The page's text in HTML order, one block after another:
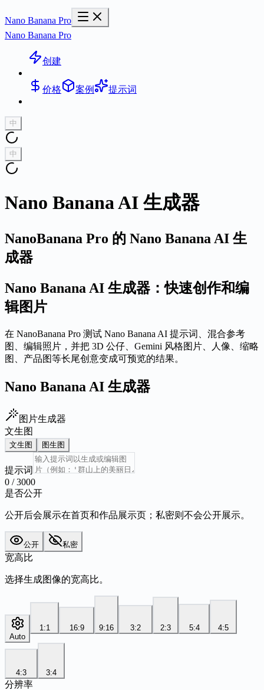
Nano Banana Pro
Nano Banana Pro
创建
价格 案例 提示词
中
中
Nano Banana AI 生成器
NanoBanana Pro 的 Nano Banana AI 生
成器
Nano Banana AI 生成器：快速创作和编
辑图片
在 NanoBanana Pro 测试 Nano Banana AI 提示词、混合参考
图、编辑照片，并把 3D 公仔、Gemini 风格图片、人像、缩略
图、产品图等长尾创意变成可预览的结果。
Nano Banana AI 生成器
图片生成器
文生图
文生图 图生图
提示词
0 /3000
是否公开
公开后会展示在首页和作品展示页；私密则不会公开展示。
公开 私密
宽高比
选择生成图像的宽高比。
Auto
1:1 16:9 9:16 3:2 2:3 5:4 4:5
4:3 3:4
分辨率